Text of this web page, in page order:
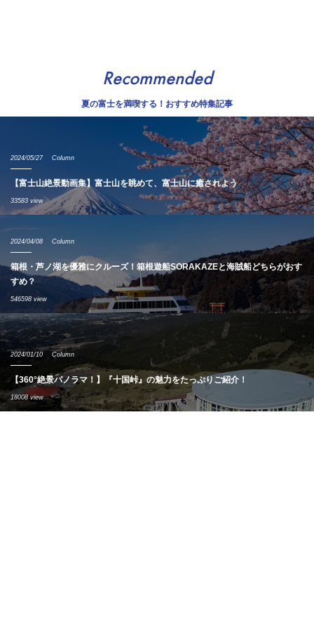
Recommended
夏の富士を満喫する！おすすめ特集記事
2024/05/27 Column
【富士山絶景動画集】富士山を眺めて、富士山に癒されよう
33583 view
2024/04/08 Column
箱根・芦ノ湖を優雅にクルーズ！箱根遊船SORAKAZEと海賊船どちらがおす
すめ？
546598 view
2024/01/10 Column
【360°絶景パノラマ！】『十国峠』の魅力をたっぷりご紹介！
18008 view